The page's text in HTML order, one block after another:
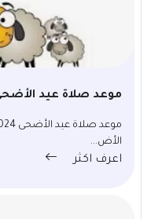
موعد صلاة عيد الأضحى 2024 في البيض |
الأض...
اعرف اكثر